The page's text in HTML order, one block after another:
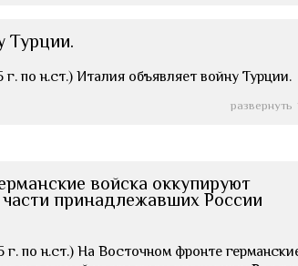
Турции.
г. по н.ст.) Италия объявляет войну Турции.
развернуть
войска оккупируют
принадлежавших России
г. по н.ст.) На Восточном фронте